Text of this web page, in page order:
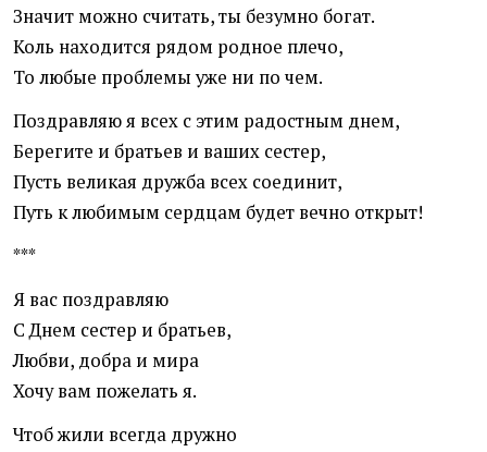
Значит можно считать, ты безумно богат.
Коль находится рядом родное плечо,
То любые проблемы уже ни по чем.
Поздравляю я всех с этим радостным днем,
Берегите и братьев и ваших сестер,
Пусть великая дружба всех соединит,
Путь к любимым сердцам будет вечно открыт!
***
Я вас поздравляю
С Днем сестер и братьев,
Любви, добра и мира
Хочу вам пожелать я.
Чтоб жили всегда дружно